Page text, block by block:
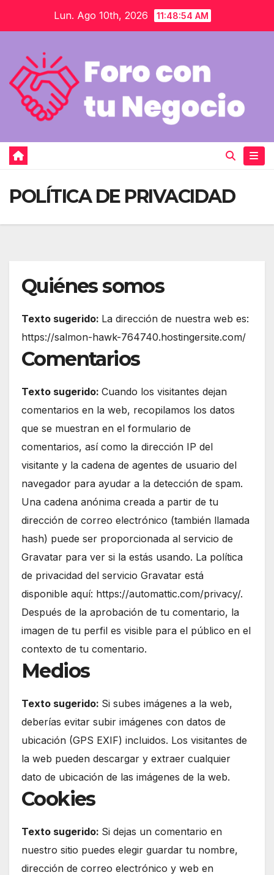
Lun. Ago 10th, 2026 11:48:55 AM
POLÍTICA DE PRIVACIDAD
Quiénes somos
Texto sugerido: La dirección de nuestra web es:
https://salmon-hawk-764740.hostingersite.com/
Comentarios
Texto sugerido: Cuando los visitantes dejan
comentarios en la web, recopilamos los datos
que se muestran en el formulario de
comentarios, así como la dirección IP del
visitante y la cadena de agentes de usuario del
navegador para ayudar a la detección de spam.
Una cadena anónima creada a partir de tu
dirección de correo electrónico (también llamada
hash) puede ser proporcionada al servicio de
Gravatar para ver si la estás usando. La política
de privacidad del servicio Gravatar está
disponible aquí: https://automattic.com/privacy/.
Después de la aprobación de tu comentario, la
imagen de tu perfil es visible para el público en el
contexto de tu comentario.
Medios
Texto sugerido: Si subes imágenes a la web,
deberías evitar subir imágenes con datos de
ubicación (GPS EXIF) incluidos. Los visitantes de
la web pueden descargar y extraer cualquier
dato de ubicación de las imágenes de la web.
Cookies
Texto sugerido: Si dejas un comentario en
nuestro sitio puedes elegir guardar tu nombre,
dirección de correo electrónico y web en